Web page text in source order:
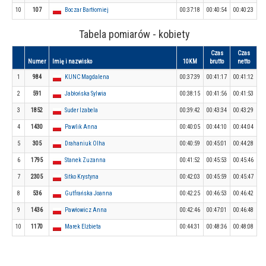
10 107 Boczar Bartłomiej 00:37:18 00:40:54 00:40:23
Tabela pomiarów - kobiety
Numer Imię i nazwisko 10KM
Czas
brutto
Czas
netto
1 984 KUNC Magdalena 00:37:39 00:41:17 00:41:12
2 591 Jabłońska Sylwia 00:38:15 00:41:56 00:41:53
3 1852 Suder Izabela 00:39:42 00:43:34 00:43:29
4 1430 Pawlik Anna 00:40:05 00:44:10 00:44:04
5 305 Drahaniuk Olha 00:40:59 00:45:01 00:44:28
6 1795 Stanek Zuzanna 00:41:52 00:45:53 00:45:46
7 2305 Sitko Krystyna 00:42:03 00:45:59 00:45:47
8 536 Gutfrańska Joanna 00:42:25 00:46:53 00:46:42
9 1436 Pawłowicz Anna 00:42:46 00:47:01 00:46:48
10 1170 Marek Elżbieta 00:44:31 00:48:36 00:48:08